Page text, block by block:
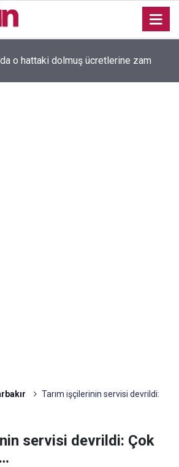
o hattaki dolmuş ücretlerine zam
Tarım işçilerinin servisi devrildi:
servisi devrildi: Çok